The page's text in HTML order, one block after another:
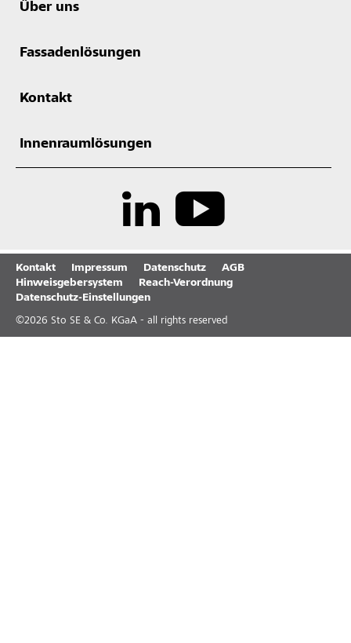
Über uns
Fassadenlösungen
Kontakt
Innenraumlösungen
Kontakt Impressum Datenschutz
AGB
Hinweisgebersystem
Reach-Verordnung
Datenschutz-Einstellungen
©2026 Sto SE & Co. KGaA - all rights reserved